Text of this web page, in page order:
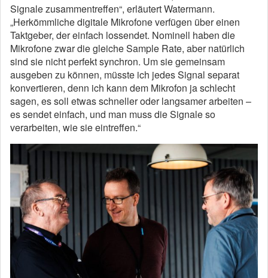
Signale zusammentreffen“, erläutert Watermann.
„Herkömmliche digitale Mikrofone verfügen über einen
Taktgeber, der einfach lossendet. Nominell haben die
Mikrofone zwar die gleiche Sample Rate, aber natürlich
sind sie nicht perfekt synchron. Um sie gemeinsam
ausgeben zu können, müsste ich jedes Signal separat
konvertieren, denn ich kann dem Mikrofon ja schlecht
sagen, es soll etwas schneller oder langsamer arbeiten –
es sendet einfach, und man muss die Signale so
verarbeiten, wie sie eintreffen.“